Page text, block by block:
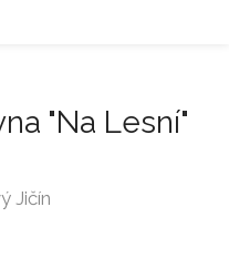
"Na Lesní"
Jičín